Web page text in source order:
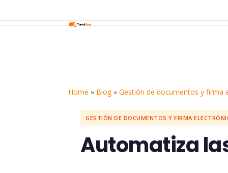
Home » Blog»Gestión de documentos y firma
GESTIÓN DE DOCUMENTOS Y FIRMA
Automatiza